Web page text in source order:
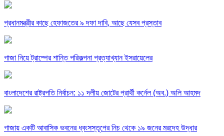
প্রধানমন্ত্রীর কাছে হেফাজতের ৯ দফা দাবি, আছে যেসব প্রস্তাব
গাজা নিয়ে ট্রাম্পের শান্তি পরিকল্পনা প্রত্যাখ্যান ইসরায়েলের
বাংলাদেশের রাষ্ট্রপতি নির্বাচন: ১১ দলীয় জোটের প্রার্থী কর্নেল (অব.) অলি আহমদ
গাজায় একটি আবাসিক ভবনের ধ্বংসস্তূপের নিচ থেকে ১৯ জনের মরদেহ উদ্ধার